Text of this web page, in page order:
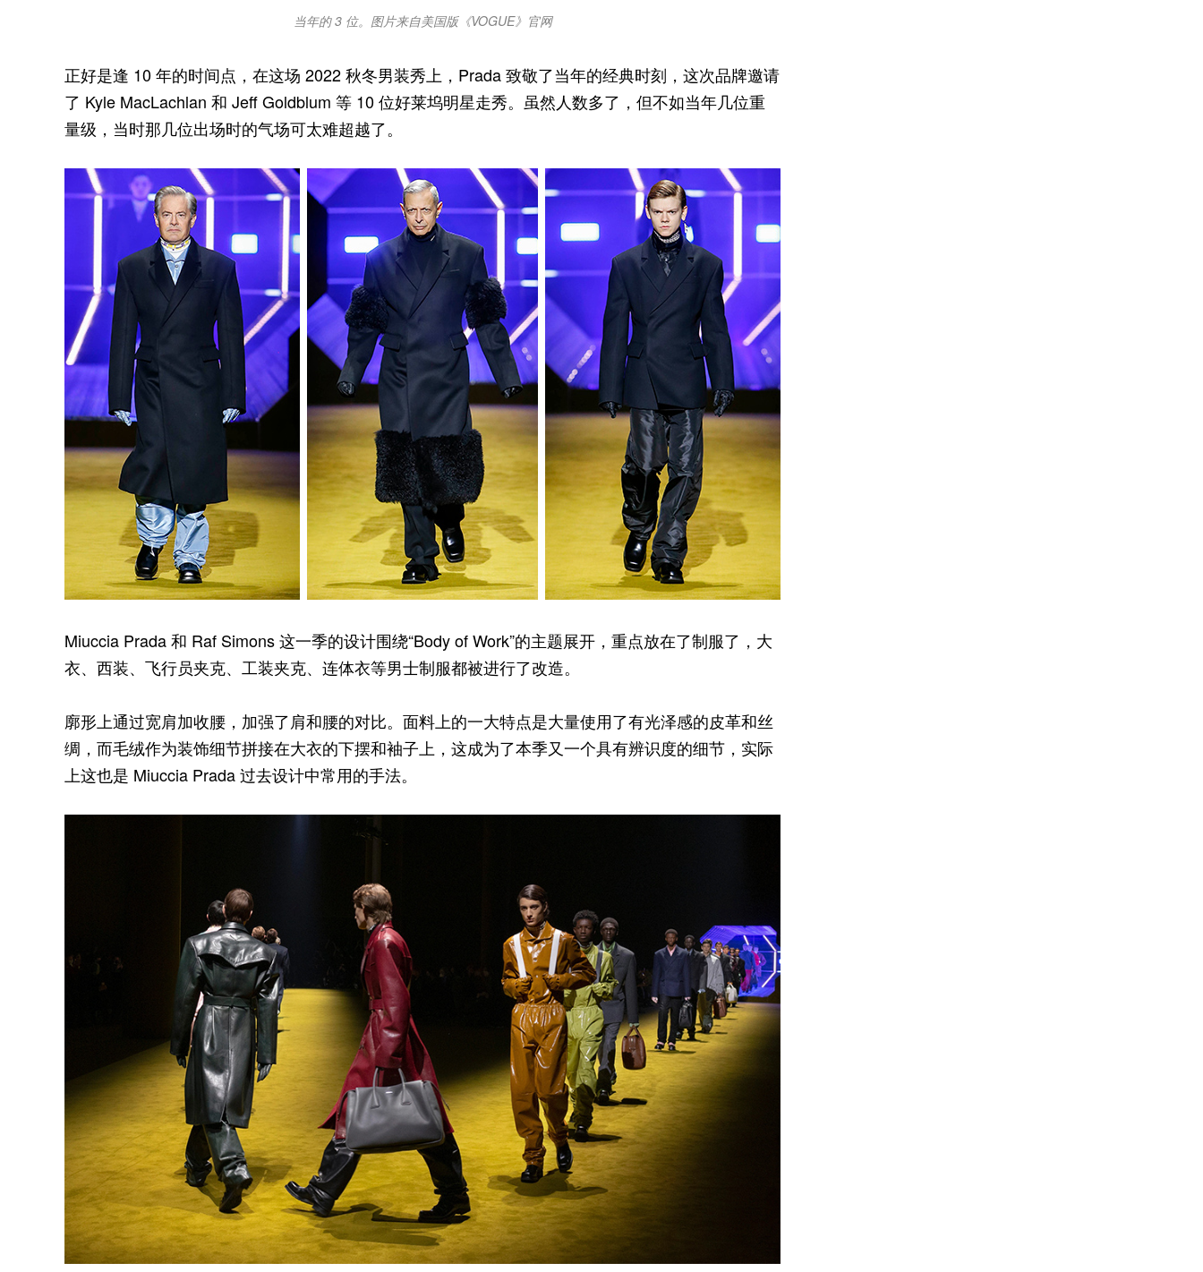
当年的 3 位。图片来自美国版《VOGUE》官网
正好是逢 10 年的时间点，在这场 2022 秋冬男装秀上，Prada 致敬了当年的经典时刻，这次品牌邀请
了 Kyle MacLachlan 和 Jeff Goldblum 等 10 位好莱坞明星走秀。虽然人数多了，但不如当年几位重
量级，当时那几位出场时的气场可太难超越了。
Miuccia Prada 和 Raf Simons 这一季的设计围绕“Body of Work”的主题展开，重点放在了制服了，大
衣、西装、飞行员夹克、工装夹克、连体衣等男士制服都被进行了改造。
廓形上通过宽肩加收腰，加强了肩和腰的对比。面料上的一大特点是大量使用了有光泽感的皮革和丝
绸，而毛绒作为装饰细节拼接在大衣的下摆和袖子上，这成为了本季又一个具有辨识度的细节，实际
上这也是 Miuccia Prada 过去设计中常用的手法。